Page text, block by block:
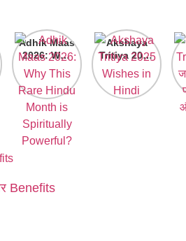
Adhik Maas
2026: Why
This Rare
Hindu
Month is
Spiritually
Powerful?
Akshaya
Tritiya 2025
Wishes in
Hindi
Benefits